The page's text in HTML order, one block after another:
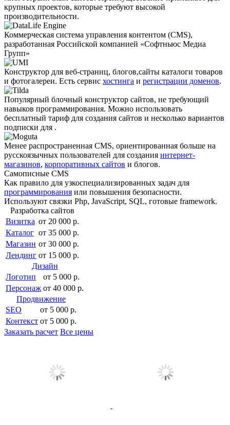
крупных проектов, которые требуют высокой
производительности.
Коммерческая система управления контентом (CMS),
разработанная Российской компанией «Софтньюс Медиа
Групп»
Конструктор для веб-страниц, блогов,сайты каталоги товаров
и фотогалереи. Есть сервис хостинга и регистрации доменов.
Популярный блочный конструктор сайтов, не требующий
навыков программирования. Можно использовать
бесплатный тариф для создания сайтов и несколько вариантов
подписки для .
Менее распро­страненная CMS, ориентированная больше на
русскоязычных пользователей для создания интернет-
магазинов, корпоративных сайтов и блогов.
Самописные CMS
Как правило для узкоспециали­зированных задач для
программирования или повышения безопасности.
Используют связки Php, JavaScript, SQL, готовые framework.
Разработка сайтов
Визитка от 20 000 р.
Каталог от 35 000 р.
Магазин от 30 000 р.
Лендинг от 15 000 р.
Дизайн
Логотип
от 5 000 р.
Персонаж от 40 000 р.
Продвижение
SEO
от 5 000 р.
Контекст от 5 000 р.
Заказать расчет Все цены